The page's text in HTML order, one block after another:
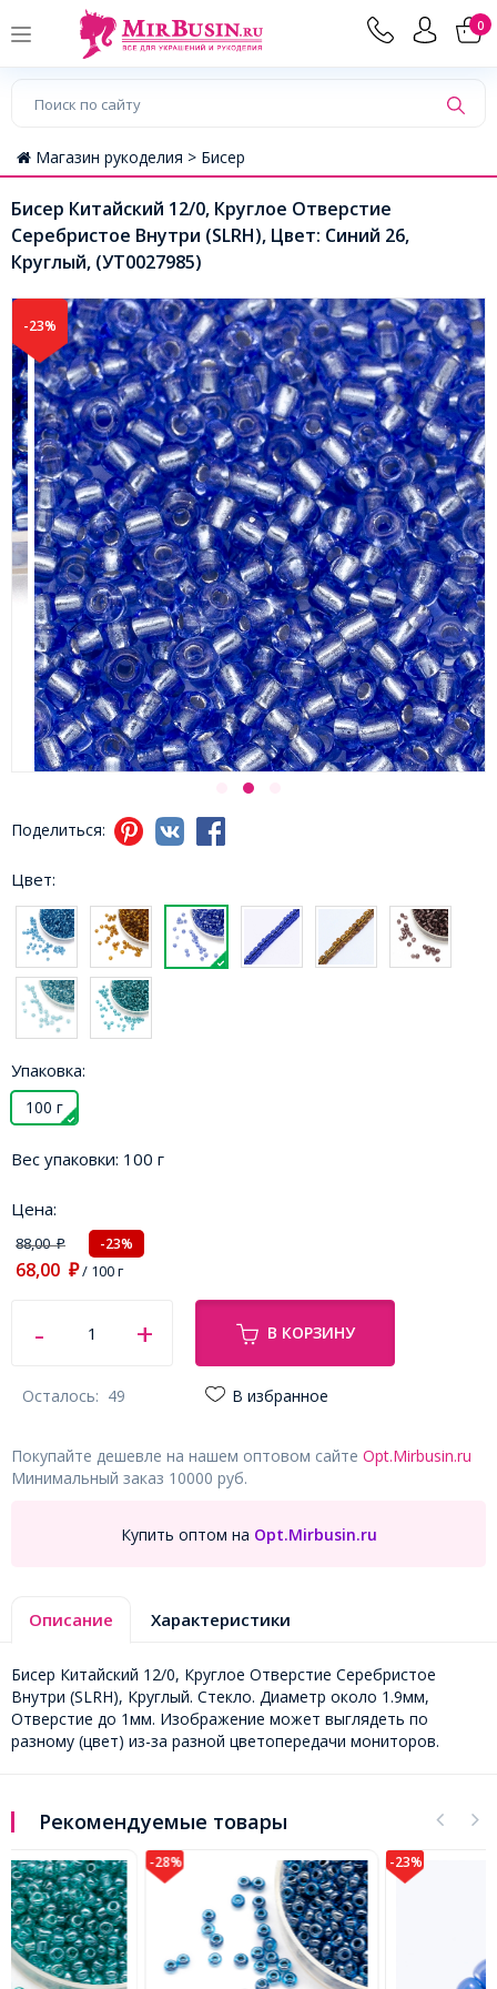
0
Магазин рукоделия > Бисер
Бисер Китайский 12/0, Круглое Отверстие
Серебристое Внутри (SLRH), Цвет: Синий 26,
Круглый, (УТ0027985)
-23%
Поделиться:
Цвет:
Упаковка:
100 г
Вес упаковки: 100 г
Цена:
88,00₽ -23%
68,00 ₽/ 100 г
В КОРЗИНУ
Осталось: 49 В избранное
Покупайте дешевле на нашем оптовом сайте Opt.Mirbusin.ru
Минимальный заказ 10000 руб.
Купить оптом на Opt.Mirbusin.ru
Описание Характеристики
Бисер Китайский 12/0, Круглое Отверстие Серебристое
Внутри (SLRH), Круглый. Стекло. Диаметр около 1.9мм,
Отверстие до 1мм. Изображение может выглядеть по
разному (цвет) из-за разной цветопередачи мониторов.
Рекомендуемые товары
-28% -23%